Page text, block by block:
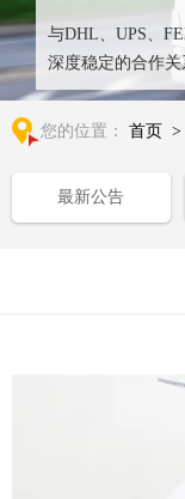
与DHL、UPS、
深度稳定的合作关
整合全球优质物
您的位置： 首页
最新公告